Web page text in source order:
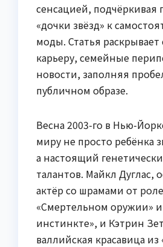
сенсацией, подчёркивая
«дочки звёзд» к
моды. Статья
карьеру, семейные
новости, заполняя
публичном образе.
Весна 2003-го в Нью-
миру не просто ребёнка
а настоящий
талантов. Майкл Дуглас,
актёр со шрамами от
«Смертельном оружии»
инстинкте», и Кэтрин
валлийская красавица из